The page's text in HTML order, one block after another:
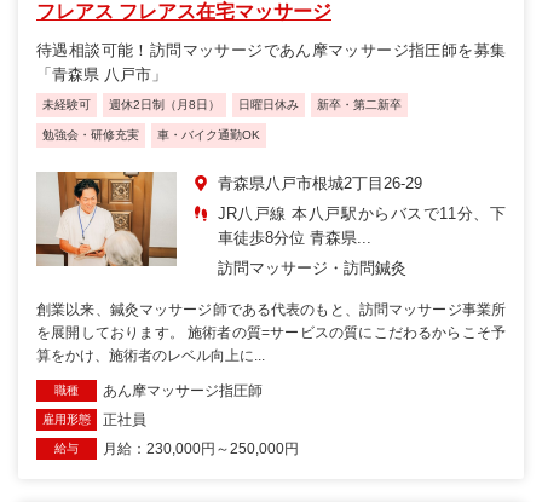
フレアス フレアス在宅マッサージ
待遇相談可能！訪問マッサージであん摩マッサージ指圧師を募集
「青森県 八戸市」
未経験可 週休2日制（月8日） 日曜日休み 新卒・第二新卒
勉強会・研修充実 車・バイク通勤OK
青森県八戸市根城2丁目26-29
JR八戸線 本八戸駅からバスで11分、下
車徒歩8分位 青森県...
訪問マッサージ・訪問鍼灸
創業以来、鍼灸マッサージ師である代表のもと、訪問マッサージ事業所
を展開しております。 施術者の質=サービスの質にこだわるからこそ予
算をかけ、施術者のレベル向上に...
職種 あん摩マッサージ指圧師
雇用形態 正社員
給与 月給：230,000円～250,000円